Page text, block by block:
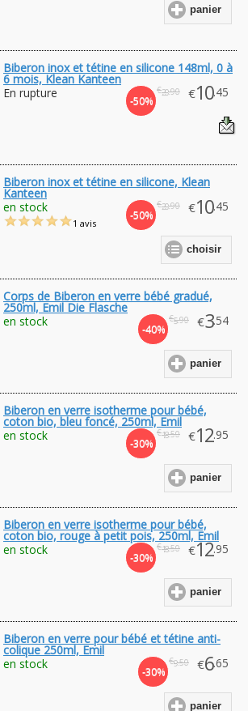
panier
Biberon inox et tétine en silicone 148ml, 0 à
6 mois, Klean Kanteen
-50%
€20.90 €10.45
En rupture
Biberon inox et tétine en silicone, Klean
Kanteen
-50%
€20.90 €10.45
en stock
choisir
1 avis
Corps de Biberon en verre bébé gradué,
250ml, Emil Die Flasche
-40%
€5.90 €3.54
en stock
panier
Biberon en verre isotherme pour bébé,
coton bio, bleu foncé, 250ml, Emil
-30%
€18.50 €12.95
en stock
panier
Biberon en verre isotherme pour bébé,
coton bio, rouge à petit pois, 250ml, Emil
-30%
€18.50 €12.95
en stock
panier
Biberon en verre pour bébé et tétine anti-
colique 250ml, Emil
-30%
€9.50 €6.65
en stock
panier